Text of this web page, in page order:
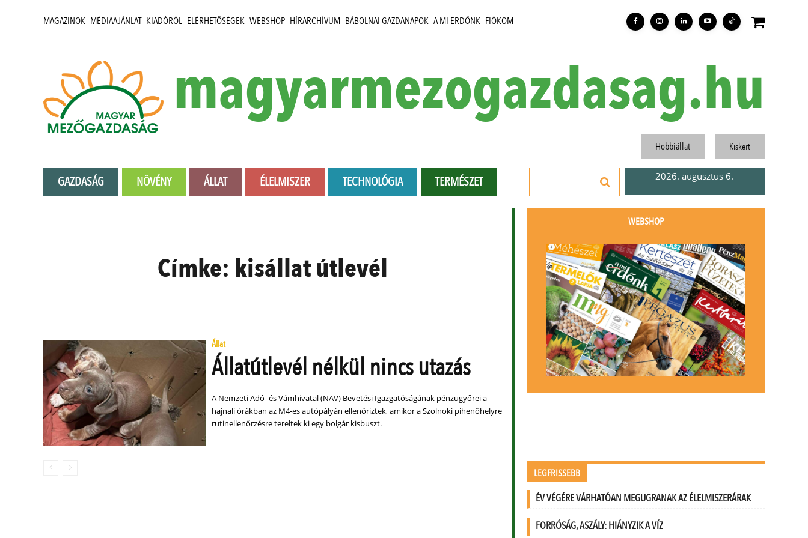
MAGAZINOK MÉDIAAJÁNLAT KIADÓRÓL ELÉRHETŐSÉGEK WEBSHOP HÍRARCHÍVUM BÁBOLNAI GAZDANAPOK A MI ERDŐNK FIÓKOM
magyarmezogazdasag.hu
GAZDASÁG NÖVÉNY ÁLLAT ÉLELMISZER TECHNOLÓGIA TERMÉSZET
Hobbiállat Kiskert
2026. augusztus 6.
Címke: kisállat útlevél
Állat
Állatútlevél nélkül nincs utazás
A Nemzeti Adó- és Vámhivatal (NAV) Bevetési Igazgatóságának pénzügyőrei a
hajnali órákban az M4-es autópályán ellenőriztek, amikor a Szolnoki pihenőhelyre
rutinellenőrzésre tereltek ki egy bolgár kisbuszt.
WEBSHOP
LEGFRISSEBB
ÉV VÉGÉRE VÁRHATÓAN MEGUGRANAK AZ ÉLELMISZERÁRAK
FORRÓSÁG, ASZÁLY: HIÁNYZIK A VÍZ